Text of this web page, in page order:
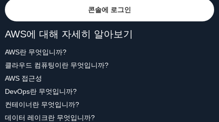
콘솔에 로그인
AWS에 대해 자세히 알아보기
AWS란 무엇입니까?
클라우드 컴퓨팅이란 무엇입니까?
AWS 접근성
DevOps란 무엇입니까?
컨테이너란 무엇입니까?
데이터 레이크란 무엇입니까?